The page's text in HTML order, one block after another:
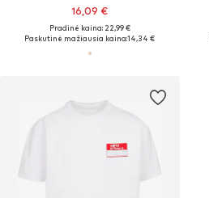
16,09 €
Pradinė kaina: 22,99 €
Paskutinė mažiausia kaina:14,34 €